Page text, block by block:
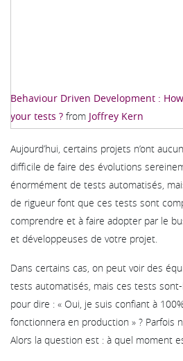
Behaviour Driven Development :
your tests ? from Joffrey Kern
Aujourd’hui, certains projets n’ont
difficile de faire des évolutions
énormément de tests automatisés,
de rigueur font que ces tests sont
comprendre et à faire adopter par le
et développeuses de votre projet.
Dans certains cas, on peut voir des
tests automatisés, mais ces tests
pour dire : « Oui, je suis confiant à
fonctionnera en production » ? Parfois
Alors la question est : à quel moment